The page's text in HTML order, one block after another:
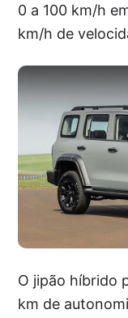
0 a 100 km/h
km/h de
O jipão híbrido
km de